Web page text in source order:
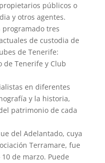
públicos o
y otros agentes.
programado tres
de custodia de
de Tenerife:
de Tenerife y Club
en diferentes
y la historia,
patrimonio de cada
del Adelantado, cuya
Terramare, fue
de marzo. Puede